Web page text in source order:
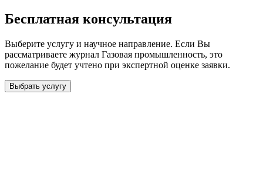
Бесплатная консультация
Выберите услугу и научное направление. Если Вы
рассматриваете журнал Газовая промышленность, это
пожелание будет учтено при экспертной оценке заявки.
Выбрать услугу